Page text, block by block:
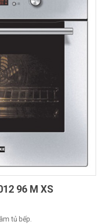
96 M XS
tủ bếp.